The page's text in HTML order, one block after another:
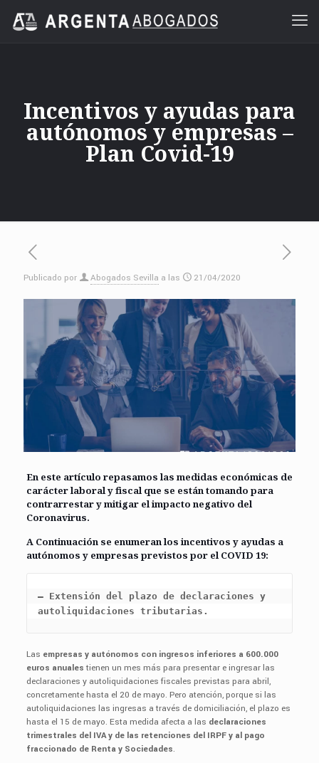
Incentivos y ayudas para
autónomos y empresas –
Plan Covid-19
Publicado por Abogados Sevilla a las 21/04/2020
En este artículo repasamos las medidas económicas de
carácter laboral y fiscal que se están tomando para
contrarrestar y mitigar el impacto negativo del
Coronavirus.
A Continuación se enumeran los incentivos y ayudas a
autónomos y empresas previstos por el COVID 19:
– Extensión del plazo de declaraciones y
autoliquidaciones tributarias.
Las empresas y autónomos con ingresos inferiores a 600.000
euros anuales tienen un mes más para presentar e ingresar las
declaraciones y autoliquidaciones fiscales previstas para abril,
concretamente hasta el 20 de mayo. Pero atención, porque si las
autoliquidaciones las ingresas a través de domiciliación, el plazo es
hasta el 15 de mayo. Esta medida afecta a las declaraciones
trimestrales del IVA y de las retenciones del IRPF y al pago
fraccionado de Renta y Sociedades.